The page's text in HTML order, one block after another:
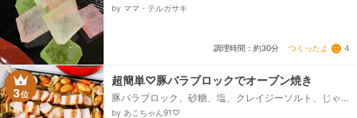
by ママ・テルガサキ
調理時間：約30分 つくったよ 4
3位
超簡単♡豚バラブロックでオーブン焼き
豚バラブロック、砂糖、塩、クレイジーソルト、じゃ
がいも、にんにく、人参、玉ねぎ、ナス
by あこちゃん91♡